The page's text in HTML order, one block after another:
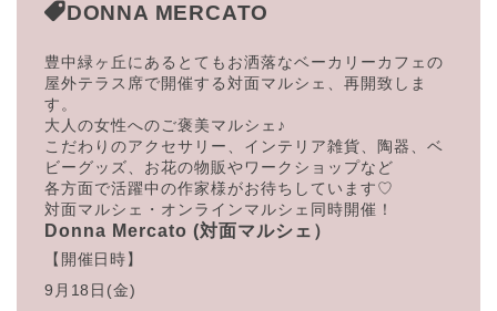
DONNA MERCATO
豊中緑ヶ丘にあるとてもお洒落なベーカリーカフェの
屋外テラス 席で開催する対面マルシェ、再開致しま
す。
大人の女性へのご褒美マルシェ♪
こだわりのアクセサリー、インテリア雑貨、陶器、ベ
ビーグッズ、お花の物販やワークショップなど
各方面で活躍中の作家様がお待ちしています♡
対面マルシェ・ オンラインマルシェ同時開催！
Donna Mercato (対面マルシェ）
【開催日時】
9月18日(金)